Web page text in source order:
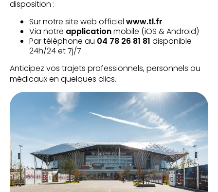
disposition :
Sur notre site web officiel www.tl.fr
Via notre applicationmobile (iOS & Android)
Par téléphone au 04 78 26 81 81 disponible
24h/24 et 7j/7
Anticipez vos trajets professionnels, personnels ou
médicaux en quelques clics.